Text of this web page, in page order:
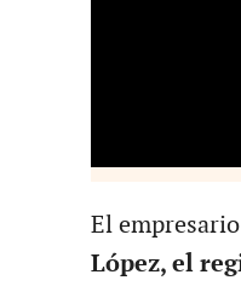
El
López, el